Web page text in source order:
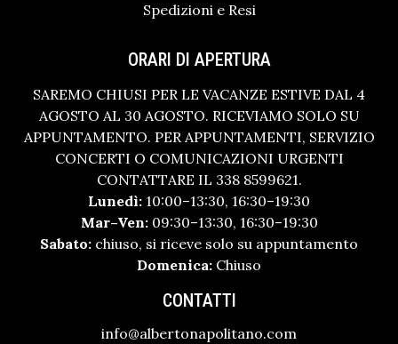
Spedizioni e Resi
ORARI DI APERTURA
SAREMO CHIUSI PER LE VACANZE ESTIVE DAL 4
AGOSTO AL 30 AGOSTO. RICEVIAMO SOLO SU
APPUNTAMENTO. PER APPUNTAMENTI, SERVIZIO
CONCERTI O COMUNICAZIONI URGENTI
CONTATTARE IL 338 8599621.
Lunedì: 10:00–13:30, 16:30–19:30
Mar–Ven:09:30–13:30, 16:30–19:30
Sabato: chiuso, si riceve solo su appuntamento
Domenica: Chiuso
CONTATTI
info@albertonapolitano.com